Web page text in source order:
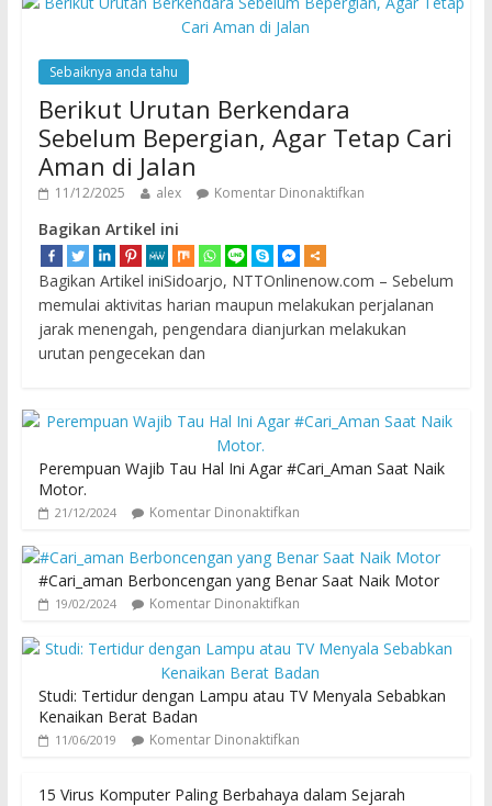
Sebaiknya anda tahu
Berikut Urutan Berkendara
Sebelum Bepergian, Agar Tetap Cari
Aman di Jalan
11/12/2025 alex Komentar Dinonaktifkan
Bagikan Artikel ini
Bagikan Artikel iniSidoarjo, NTTOnlinenow.com – Sebelum
memulai aktivitas harian maupun melakukan perjalanan
jarak menengah, pengendara dianjurkan melakukan
urutan pengecekan dan
Perempuan Wajib Tau Hal Ini Agar #Cari_Aman Saat Naik
Motor.
21/12/2024 Komentar Dinonaktifkan
#Cari_aman Berboncengan yang Benar Saat Naik Motor
19/02/2024 Komentar Dinonaktifkan
Studi: Tertidur dengan Lampu atau TV Menyala Sebabkan
Kenaikan Berat Badan
11/06/2019 Komentar Dinonaktifkan
15 Virus Komputer Paling Berbahaya dalam Sejarah